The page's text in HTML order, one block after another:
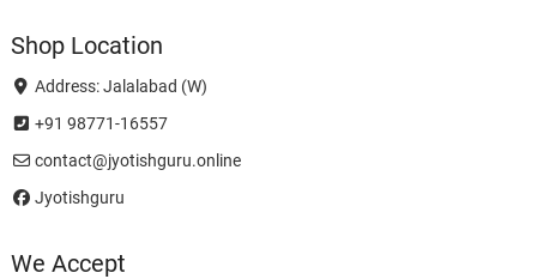
Shop Location
Address: Jalalabad (W)
+91 98771-16557
contact@jyotishguru.online
Jyotishguru
We Accept